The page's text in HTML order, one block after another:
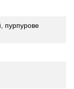
пурпурове